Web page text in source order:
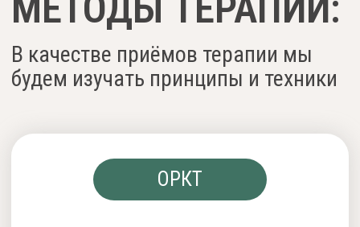
сверхкраткосрочной:
секреты быстрых
изменений на долгий срок